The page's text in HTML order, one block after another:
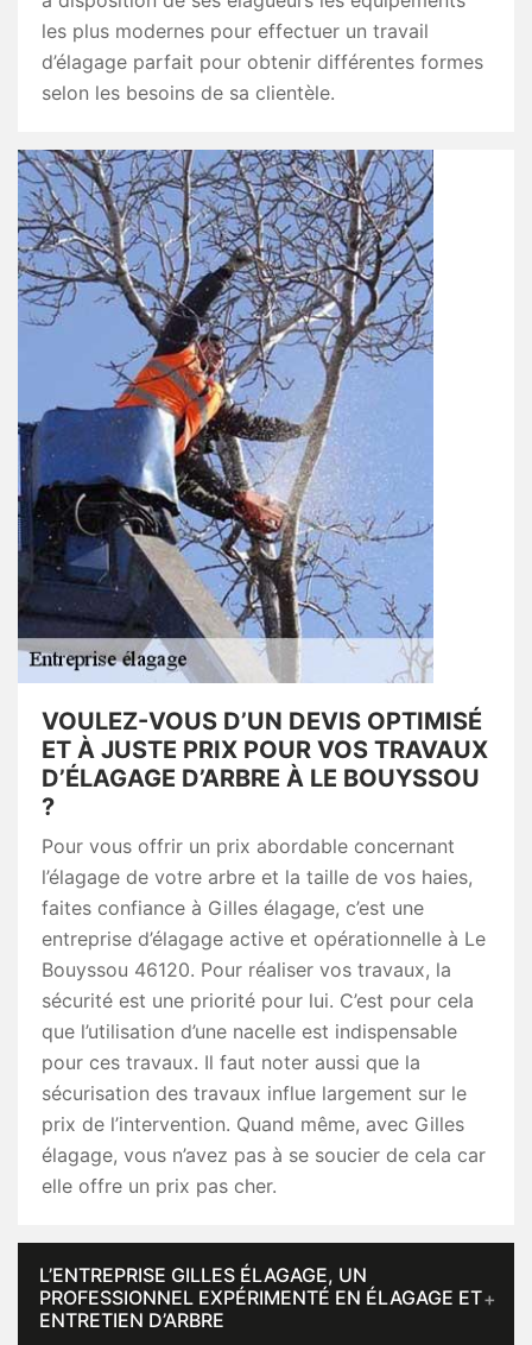
les plus modernes pour effectuer un travail
d’élagage parfait pour obtenir différentes formes
selon les besoins de sa clientèle.
VOULEZ-VOUS D’UN DEVIS OPTIMISÉ
ET À JUSTE PRIX POUR VOS TRAVAUX
D’ÉLAGAGE D’ARBRE À LE BOUYSSOU
?
Pour vous offrir un prix abordable concernant
l’élagage de votre arbre et la taille de vos haies,
faites confiance à Gilles élagage, c’est une
entreprise d’élagage active et opérationnelle à Le
Bouyssou 46120. Pour réaliser vos travaux, la
sécurité est une priorité pour lui. C’est pour cela
que l’utilisation d’une nacelle est indispensable
pour ces travaux. Il faut noter aussi que la
sécurisation des travaux influe largement sur le
prix de l’intervention. Quand même, avec Gilles
élagage, vous n’avez pas à se soucier de cela car
elle offre un prix pas cher.
L’ENTREPRISE GILLES ÉLAGAGE, UN
PROFESSIONNEL EXPÉRIMENTÉ EN ÉLAGAGE ET
ENTRETIEN D’ARBRE